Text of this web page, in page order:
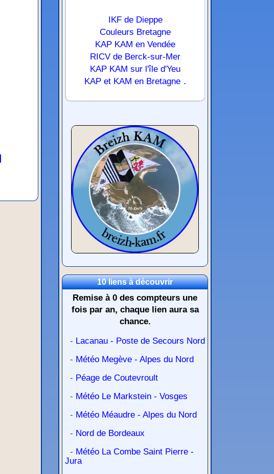
IKF de Dieppe
Couleurs Bretagne
KAP KAM en Vendée
RICV de Berck-sur-Mer
KAP KAM sur l'île d'Yeu
KAP et KAM en Bretagne .
10 liens à découvrir
Remise à 0 des compteurs une
fois par an, chaque lien aura sa
chance.
- Lacanau - Poste de Secours Nord
- Météo Megève - Alpes du Nord
- Péage de Coutevroult
- Météo Le Markstein - Vosges
- Météo Méaudre - Alpes du Nord
- Nord de Bordeaux
- Météo La Combe Saint Pierre -
Jura